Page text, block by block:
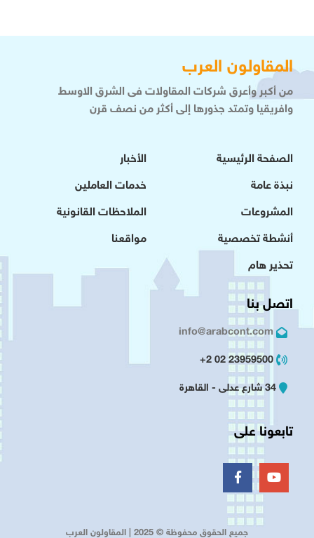
المقاولون العرب
من أكبر وأعرق شركات المقاولات فى الشرق الاوسط
وافريقيا وتمتد جذورها إلى أكثر من نصف قرن
الصفحة الرئيسية
نبذة عامة
المشروعات
أنشطة تخصصية
تحذير هام
الأخبار
خدمات العاملين
الملاحظات القانونية
مواقعنا
اتصل بنا
info@arabcont.com
23959500 02 2+
34 شارع عدلى - القاهرة
تابعونا على
جميع الحقوق محفوظة © 2025 | المقاولون العرب